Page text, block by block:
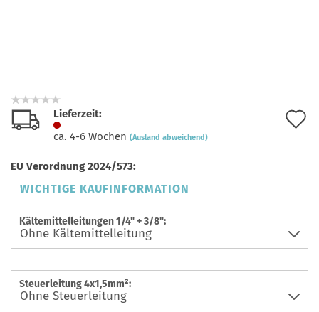
Lieferzeit:
ca. 4-6 Wochen (Ausland abweichend)
EU Verordnung 2024/573:
WICHTIGE KAUFINFORMATION
Kältemittelleitungen 1/4" + 3/8":
Steuerleitung 4x1,5mm²: